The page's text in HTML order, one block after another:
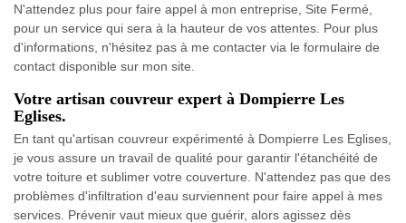
N'attendez plus pour faire appel à mon entreprise, Site Fermé,
pour un service qui sera à la hauteur de vos attentes. Pour plus
d'informations, n'hésitez pas à me contacter via le formulaire de
contact disponible sur mon site.
Votre artisan couvreur expert à Dompierre Les
Eglises.
En tant qu'artisan couvreur expérimenté à Dompierre Les Eglises,
je vous assure un travail de qualité pour garantir l'étanchéité de
votre toiture et sublimer votre couverture. N'attendez pas que des
problèmes d'infiltration d'eau surviennent pour faire appel à mes
services. Prévenir vaut mieux que guérir, alors agissez dès